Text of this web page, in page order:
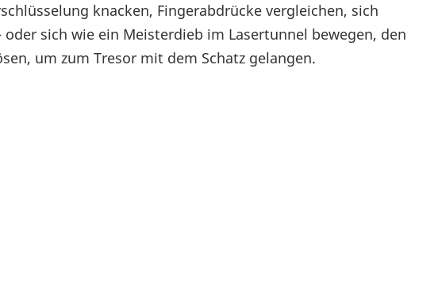
knacken, Fingerabdrücke vergleichen, sich
sich wie ein Meisterdieb im Lasertunnel bewegen, den
um zum Tresor mit dem Schatz gelangen.